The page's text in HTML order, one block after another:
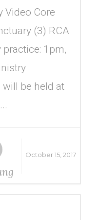
Video Core
(3) RCA
1pm,
will be held at
October 15, 2017